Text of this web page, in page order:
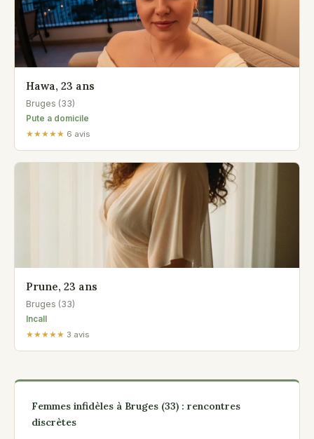
Hawa, 23 ans
Bruges (33)
Pute a domicile
★★★★★ 6 avis
Prune, 23 ans
Bruges (33)
Incall
★★★★★ 3 avis
Femmes infidèles à Bruges (33) : rencontres
discrètes